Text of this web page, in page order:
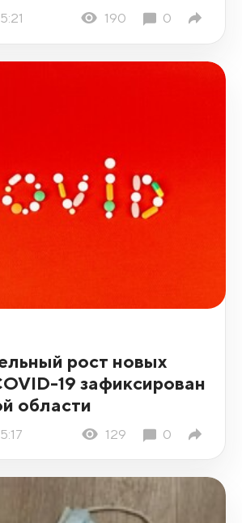
190 0
рост новых
19 зафиксирован
области
129 0